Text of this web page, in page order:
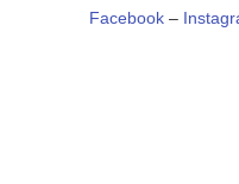
Facebook –